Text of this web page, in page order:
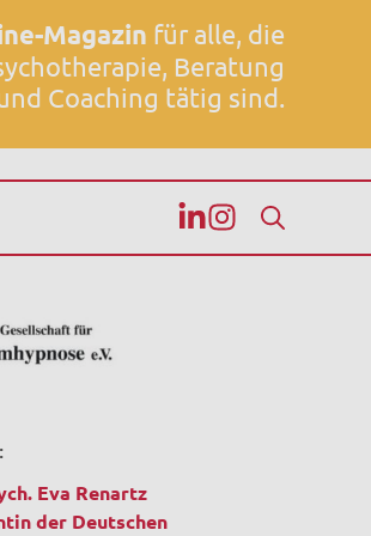
Magazin für alle, die
Beratung
Coaching tätig sind.
Eva Renartz
der Deutschen